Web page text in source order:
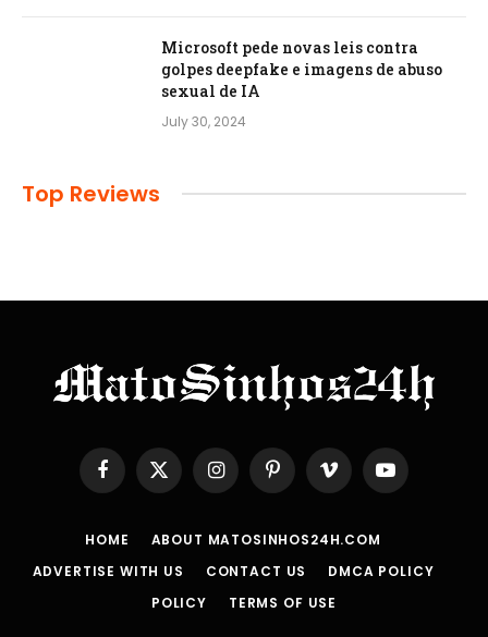
Microsoft pede novas leis contra
golpes deepfake e imagens de abuso
sexual de IA
July 30, 2024
Top Reviews
Facebook
X
(Twitter)
InstagramPinterestVimeo YouTube
HOME
ABOUT MATOSINHOS24H.COM
ADVERTISE WITH US
CONTACT US
DMCA POLICY
POLICY
TERMS OF USE